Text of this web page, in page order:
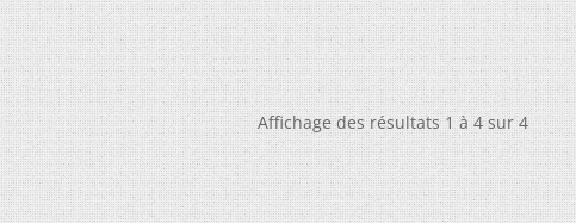
Affichage des résultats 1 à 4 sur 4